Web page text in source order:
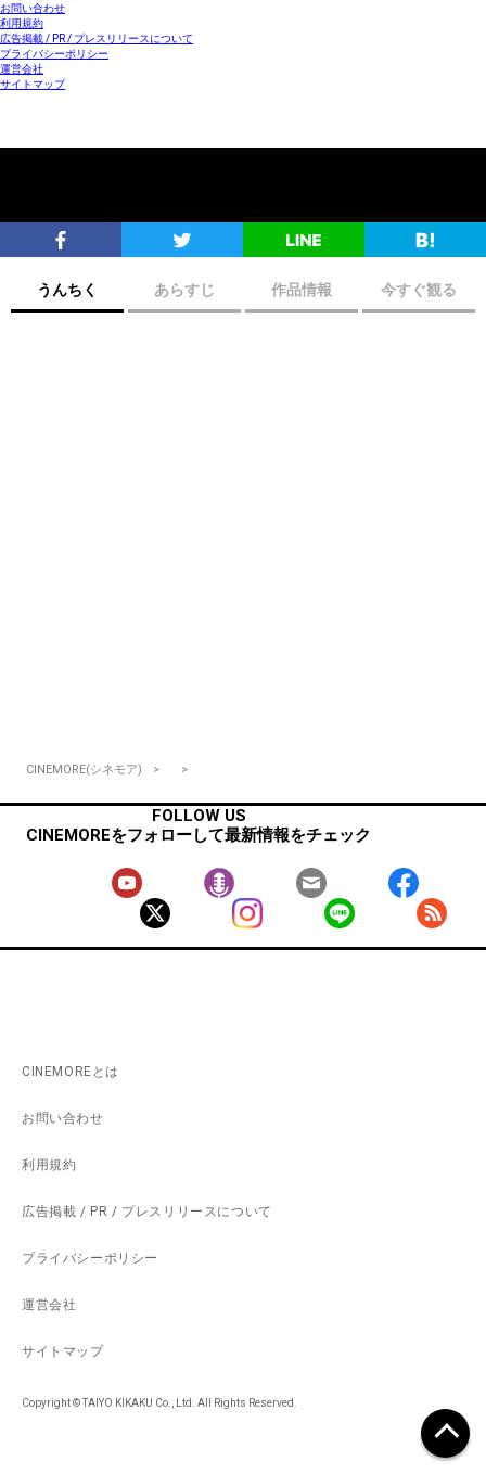
お問い合わせ
利用規約
広告掲載 / PR / プレスリリースについて
プライバシーポリシー
運営会社
サイトマップ
うんちく あらすじ 作品情報 今すぐ観る
CINEMORE(シネモア)
FOLLOW US
CINEMOREをフォローして最新情報をチェック
CINEMOREとは
お問い合わせ
利用規約
広告掲載 / PR / プレスリリースについて
プライバシーポリシー
運営会社
サイトマップ
Copyright © TAIYO KIKAKU Co., Ltd. All Rights Reserved.